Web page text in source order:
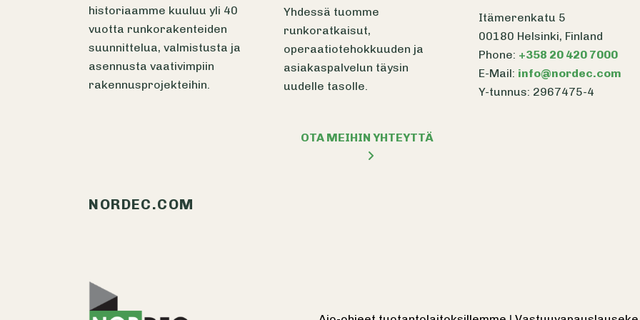
historiaamme kuuluu yli 40
vuotta runkorakenteiden
suunnittelua, valmistusta ja
asennusta vaativimpiin
rakennusprojekteihin.
Yhdessä tuomme
runkoratkaisut,
operaatiotehokkuuden ja
asiakaspalvelun täysin
uudelle tasolle.
OTA MEIHIN YHTEYTTÄ
Itämerenkatu 5
00180 Helsinki, Finland
Phone: +358 20 420 7000
E-Mail: info@nordec.com
Y-tunnus: 2967475-4
NORDEC.COM